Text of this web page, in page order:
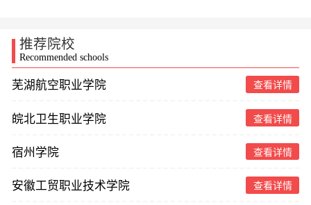
推荐院校
Recommended schools
芜湖航空职业学院 查看详情
皖北卫生职业学院 查看详情
宿州学院 查看详情
安徽工贸职业技术学院 查看详情